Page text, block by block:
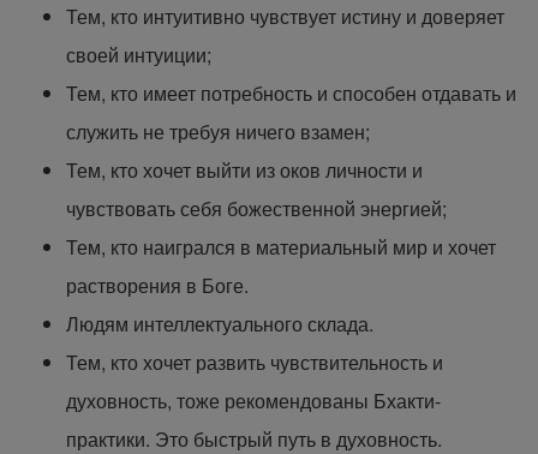
Тем, кто интуитивно чувствует истину и доверяет
своей интуиции;
Тем, кто имеет потребность и способен отдавать и
служить не требуя ничего взамен;
Тем, кто хочет выйти из оков личности и
чувствовать себя божественной энергией;
Тем, кто наигрался в материальный мир и хочет
растворения в Боге.
Людям интеллектуального склада.
Тем, кто хочет развить чувствительность и
духовность, тоже рекомендованы Бхакти-
практики. Это быстрый путь в духовность.